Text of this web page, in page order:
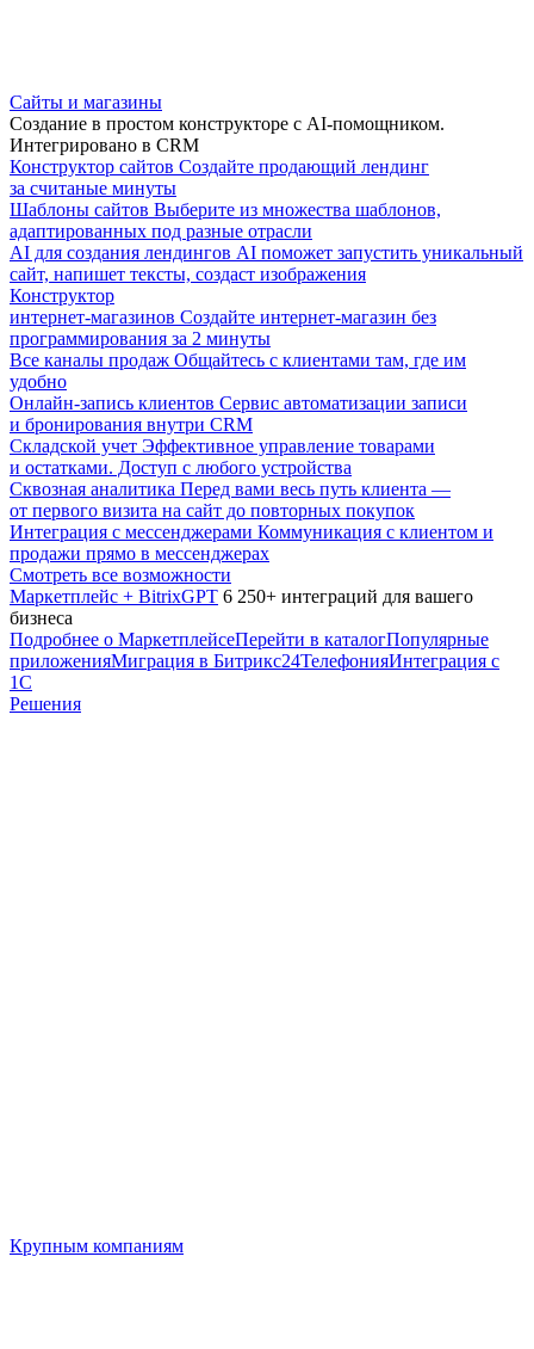
Сайты и магазины
Создание в простом конструкторе с AI-помощником.
Интегрировано в CRM
Конструктор сайтов Создайте продающий лендинг
за считаные минуты
Шаблоны сайтов Выберите из множества шаблонов,
адаптированных под разные отрасли
AI для создания лендингов AI поможет запустить уникальный
сайт, напишет тексты, создаст изображения
Конструктор
интернет-магазинов Создайте интернет-магазин без
программирования за 2 минуты
Все каналы продаж Общайтесь с клиентами там, где им
удобно
Онлайн-запись клиентов Сервис автоматизации записи
и бронирования внутри CRM
Складской учет Эффективное управление товарами
и остатками. Доступ с любого устройства
Сквозная аналитика Перед вами весь путь клиента —
от первого визита на сайт до повторных покупок
Интеграция с мессенджерами Коммуникация с клиентом и
продажи прямо в мессенджерах
Смотреть все возможности
Маркетплейс + BitrixGPT 6 250+ интеграций для вашего
бизнеса
Подробнее о МаркетплейсеПерейти в каталогПопулярные
приложенияМиграция в Битрикс24ТелефонияИнтеграция с
1С
Решения
Крупным компаниям